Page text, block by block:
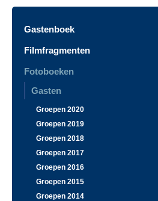
Gastenboek
Filmfragmenten
Fotoboeken
Gasten
Groepen 2020
Groepen 2019
Groepen 2018
Groepen 2017
Groepen 2016
Groepen 2015
Groepen 2014